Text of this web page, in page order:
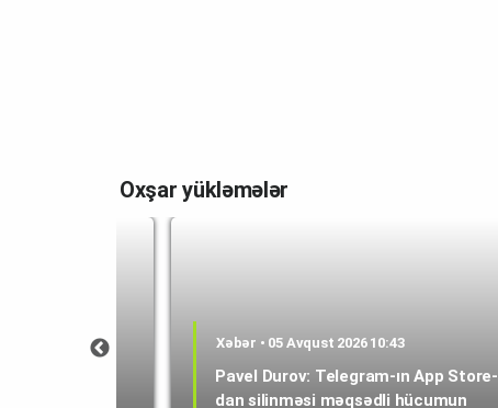
Oxşar yükləmələr
Xəbər • 05 Avqust 2026 10:43
Pavel Durov: Telegram-ın App Store-
dan silinməsi məqsədli hücumun